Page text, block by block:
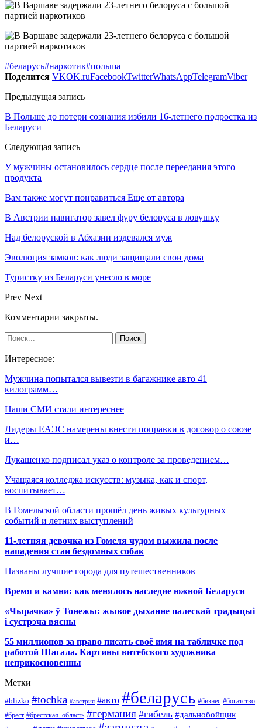
#беларусь#наркотик#польша
Поделится VKOK.ruFacebookTwitterWhatsAppTelegramViber
Предыдущая запись
В Польше до потери сознания избили 16-летнего подростка из
Беларуси
Следующая запись
У мужчины остановилось сердце после переедания этого
продукта
Вам также могут понравиться Еще от автора
В Австрии навигатор завел фуру белоруса в ловушку
Над белоруской в Абхазии издевался муж
Эволюция замков: как люди защищали свои дома
Туристку из Беларуси унесло в море
Prev Next
Комментарии закрыты.
Интересное:
Мужчина попытался вывезти в багажнике авто 41
килограмм…
Наши СМИ стали интереснее
Лидеры ЕАЭС намерены внести поправки в договор о союзе
и…
Лукашенко подписал указ о контроле за проведением…
Учащаяся колледжа искусств: музыка, как и спорт,
воспитывает…
В Гомельской области прошёл день живых культурных
событий и летних выступлений
11-летняя девочка из Гомеля чудом выжила после
нападения стаи бездомных собак
Названы лучшие города для путешественников
Время и камни: как менялось наследие южной Беларуси
«Чырачка» ў Тонежы: жывое дыханне палескай традыцыі
і сустрэча вясны
55 миллионов за право писать своё имя на табличке под
работой Шагала. Картины витебского художника
неприкосновенны
Метки
#blizko #tochka #австрия #авто #беларусь #бизнес #богатство
#брест #брестская_область #германия #гибель #дальнобойщик